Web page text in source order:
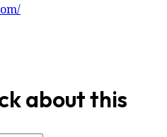
about this